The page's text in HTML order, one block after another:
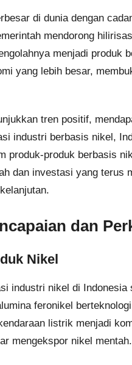
di dunia dengan
mendorong
menjadi produk
yang lebih besar,
tren positif,
industri berbasis nikel,
produk-produk berbasis
dan investasi yang terus
dan
Nikel
industri nikel di Indonesia
feronikel
listrik menjadi
mengekspor nikel mentah.